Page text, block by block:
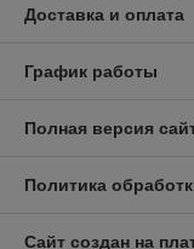
Доставка и оплата
График работы
Полная версия
Политика
Сайт создан на